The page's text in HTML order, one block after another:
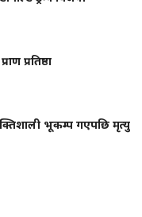
प्रतिष्ठा
भूकम्प गएपछि मृत्यु